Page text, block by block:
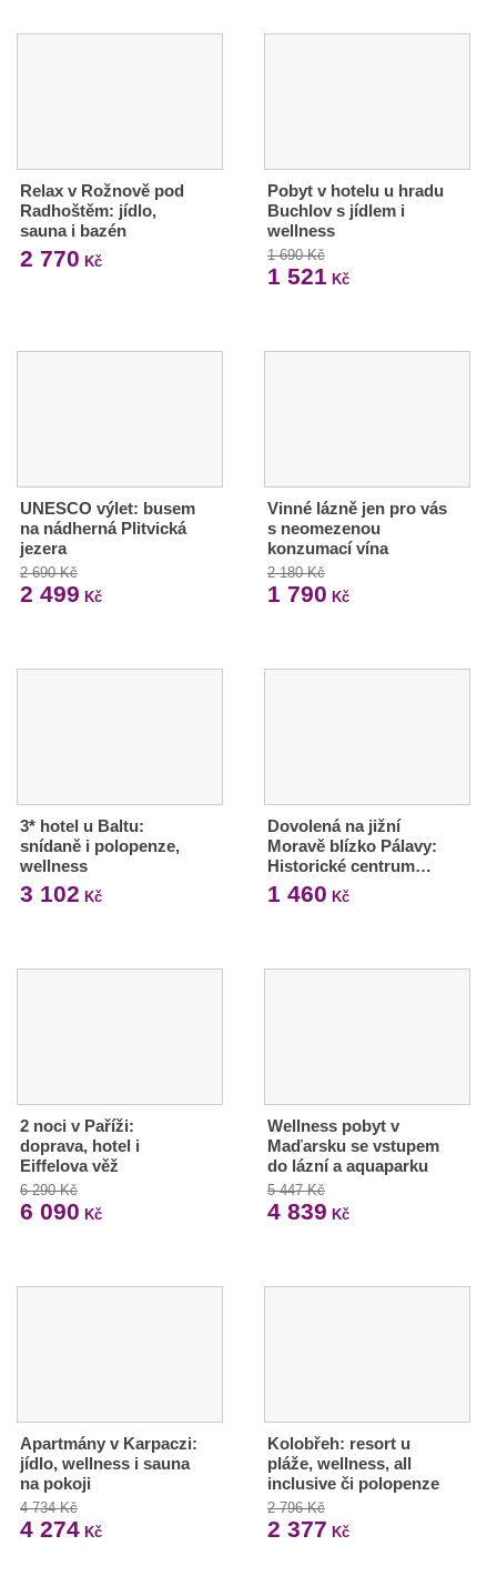
Relax v Rožnově pod
Radhoštěm: jídlo,
sauna i bazén
2 770 Kč
Pobyt v hotelu u hradu
Buchlov s jídlem i
wellness
1 690 Kč
1 521 Kč
UNESCO výlet: busem
na nádherná Plitvická
jezera
2 690 Kč
2 499 Kč
Vinné lázně jen pro vás
s neomezenou
konzumací vína
2 180 Kč
1 790 Kč
3* hotel u Baltu:
snídaně i polopenze,
wellness
3 102 Kč
Dovolená na jižní
Moravě blízko Pálavy:
Historické centrum…
1 460 Kč
2 noci v Paříži:
doprava, hotel i
Eiffelova věž
6 290 Kč
6 090 Kč
Wellness pobyt v
Maďarsku se vstupem
do lázní a aquaparku
5 447 Kč
4 839 Kč
Apartmány v Karpaczi:
jídlo, wellness i sauna
na pokoji
4 734 Kč
4 274 Kč
Kolobřeh: resort u
pláže, wellness, all
inclusive či polopenze
2 796 Kč
2 377 Kč